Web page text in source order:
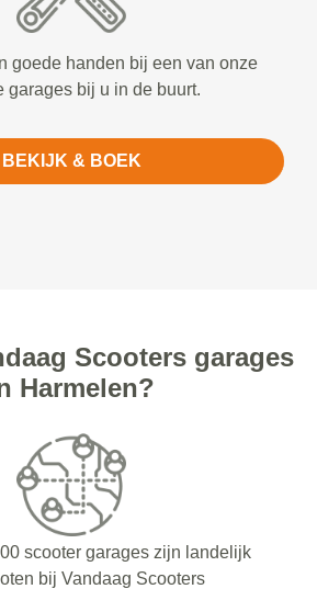
goede handen bij een van onze
garages bij u in de buurt.
BEKIJK & BOEK
Scooters garages
Harmelen?
scooter garages zijn landelijk
bij Vandaag Scooters